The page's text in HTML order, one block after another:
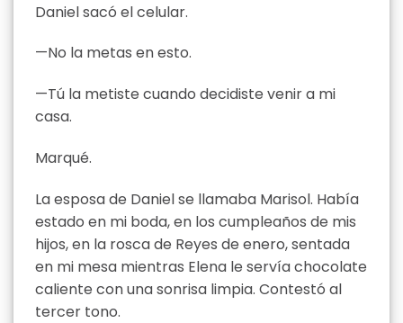
Daniel sacó el celular.
—No la metas en esto.
—Tú la metiste cuando decidiste venir a mi
casa.
Marqué.
La esposa de Daniel se llamaba Marisol. Había
estado en mi boda, en los cumpleaños de mis
hijos, en la rosca de Reyes de enero, sentada
en mi mesa mientras Elena le servía chocolate
caliente con una sonrisa limpia. Contestó al
tercer tono.